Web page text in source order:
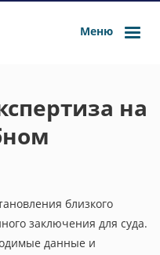
Меню
на
близкого
заключения для суда.
данные и